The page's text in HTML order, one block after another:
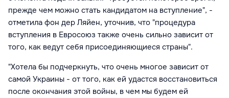
прежде чем можно стать кандидатом на вступление", -
отметила фон дер Ляйен, уточнив, что "процедура
вступления в Евросоюз также очень сильно зависит от
того, как ведут себя присоединяющиеся страны".
"Хотела бы подчеркнуть, что очень многое зависит от
самой Украины - от того, как ей удастся восстановиться
после окончания этой войны, в чем мы будем ей